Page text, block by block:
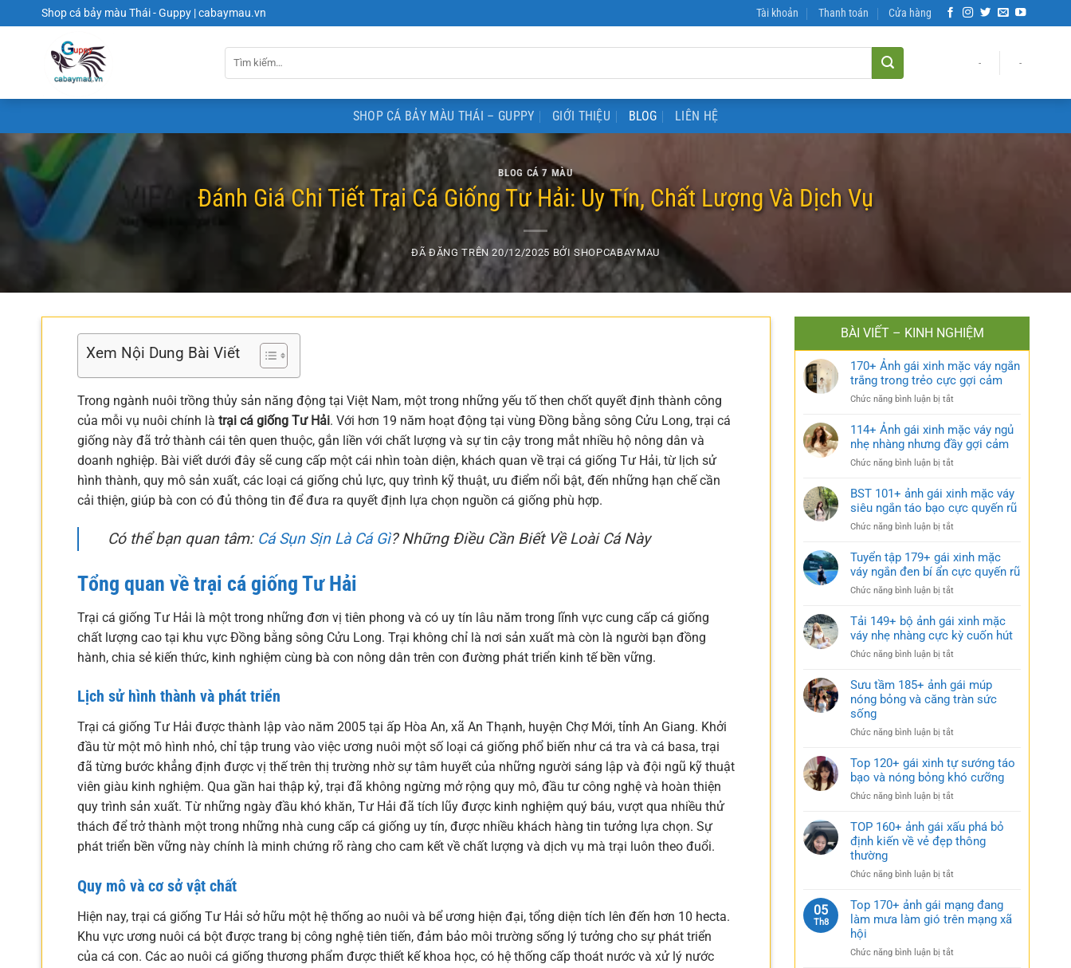
đến
Shop cá bảy màu Thái - Guppy | cabaymau.vn Tài khoản Thanh toán Cửa hàng
- -
SHOP CÁ BẢY MÀU THÁI – GUPPY GIỚI THIỆU BLOG LIÊN HỆ
BLOG CÁ 7 MÀU
Đánh Giá Chi Tiết Trại Cá Giống Tư Hải: Uy Tín, Chất Lượng Và Dịch Vụ
ĐÃ ĐĂNG TRÊN20/12/2025 BỞISHOPCABAYMAU
Xem Nội Dung Bài Viết
Trong ngành nuôi trồng thủy sản năng động tại Việt Nam, một trong những yếu tố then chốt quyết định thành công
của mỗi vụ nuôi chính là trại cá giống Tư Hải. Với hơn 19 năm hoạt động tại vùng Đồng bằng sông Cửu Long, trại cá
giống này đã trở thành cái tên quen thuộc, gắn liền với chất lượng và sự tin cậy trong mắt nhiều hộ nông dân và
doanh nghiệp. Bài viết dưới đây sẽ cung cấp một cái nhìn toàn diện, khách quan về trại cá giống Tư Hải, từ lịch sử
hình thành, quy mô sản xuất, các loại cá giống chủ lực, quy trình kỹ thuật, ưu điểm nổi bật, đến những hạn chế cần
cải thiện, giúp bà con có đủ thông tin để đưa ra quyết định lựa chọn nguồn cá giống phù hợp.
Có thể bạn quan tâm: Cá Sụn Sịn Là Cá Gì? Những Điều Cần Biết Về Loài Cá Này
Tổng quan về trại cá giống Tư Hải
Trại cá giống Tư Hải là một trong những đơn vị tiên phong và có uy tín lâu năm trong lĩnh vực cung cấp cá giống
chất lượng cao tại khu vực Đồng bằng sông Cửu Long. Trại không chỉ là nơi sản xuất mà còn là người bạn đồng
hành, chia sẻ kiến thức, kinh nghiệm cùng bà con nông dân trên con đường phát triển kinh tế bền vững.
Lịch sử hình thành và phát triển
Trại cá giống Tư Hải được thành lập vào năm 2005 tại ấp Hòa An, xã An Thạnh, huyện Chợ Mới, tỉnh An Giang. Khởi
đầu từ một mô hình nhỏ, chỉ tập trung vào việc ương nuôi một số loại cá giống phổ biến như cá tra và cá basa, trại
đã từng bước khẳng định được vị thế trên thị trường nhờ sự tâm huyết của những người sáng lập và đội ngũ kỹ thuật
viên giàu kinh nghiệm. Qua gần hai thập kỷ, trại đã không ngừng mở rộng quy mô, đầu tư công nghệ và hoàn thiện
quy trình sản xuất. Từ những ngày đầu khó khăn, Tư Hải đã tích lũy được kinh nghiệm quý báu, vượt qua nhiều thử
thách để trở thành một trong những nhà cung cấp cá giống uy tín, được nhiều khách hàng tin tưởng lựa chọn. Sự
phát triển bền vững này chính là minh chứng rõ ràng cho cam kết về chất lượng và dịch vụ mà trại luôn theo đuổi.
Quy mô và cơ sở vật chất
Hiện nay, trại cá giống Tư Hải sở hữu một hệ thống ao nuôi và bể ương hiện đại, tổng diện tích lên đến hơn 10 hecta.
Khu vực ương nuôi cá bột được trang bị công nghệ tiên tiến, đảm bảo môi trường sống lý tưởng cho sự phát triển
của cá con. Các ao nuôi cá giống thương phẩm được thiết kế khoa học, có hệ thống cấp thoát nước và xử lý nước
BÀI VIẾT – KINH NGHIỆM
170+ Ảnh gái xinh mặc váy ngắn
trắng trong trẻo cực gợi cảm
Chức năng bình luận bị tắt
Ảnh
gái
xinh
mặc
ngắn
trắng
gợi
cảm
114+ Ảnh gái xinh mặc váy ngủ
nhẹ nhàng nhưng đầy gợi cảm
Chức năng bình luận bị tắt
Ảnh
gái
xinh
mặc
ngủ
nhẹ
gợi
cảm
BST 101+ ảnh gái xinh mặc váy
siêu ngắn táo bạo cực quyến rũ
Chức năng bình luận bị tắt
101+
ảnh
gái
xinh
váy
siêu
cực
quyến
Tuyển tập 179+ gái xinh mặc
váy ngắn đen bí ẩn cực quyến rũ
Chức năng bình luận bị tắt
tập
179+
gái
xinh
váy
ngắn
ẩn
quyến
rũ
Tải 149+ bộ ảnh gái xinh mặc
váy nhẹ nhàng cực kỳ cuốn hút
Chức năng bình luận bị tắt
149+
bộ
xinh
váy
nhẹ
cực
cuốn
hút
Sưu tầm 185+ ảnh gái múp
nóng bỏng và căng tràn sức
sống
Chức năng bình luận bị tắt
tầm
185+
gái
nóng
bỏng
tràn
sống
Top 120+ gái xinh tự sướng táo
bạo và nóng bỏng khó cưỡng
Chức năng bình luận bị tắt
120+
gái
sướng
bạo
và
khó
TOP 160+ ảnh gái xấu phá bỏ
định kiến về vẻ đẹp thông
thường
Chức năng bình luận bị tắt
160+
ảnh
phá
05
Th8
Top 170+ ảnh gái mạng đang
làm mưa làm gió trên mạng xã
hội
Chức năng bình luận bị tắt